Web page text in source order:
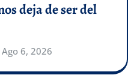
deja de ser del
Ago 6, 2026